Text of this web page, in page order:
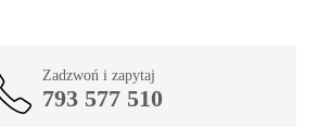
Zadzwoń i zapytaj
793 577 510